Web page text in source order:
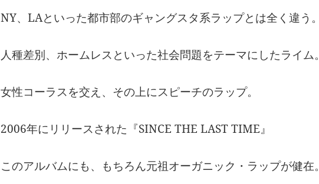
NY、LAといった都市部のギャングスタ系ラップとは全く違う。
人種差別、ホームレスといった社会問題をテーマにしたライム。
女性コーラスを交え、その上にスピーチのラップ。
2006年にリリースされた『SINCE THE LAST TIME』
このアルバムにも、もちろん元祖オーガニック・ラップが健在。